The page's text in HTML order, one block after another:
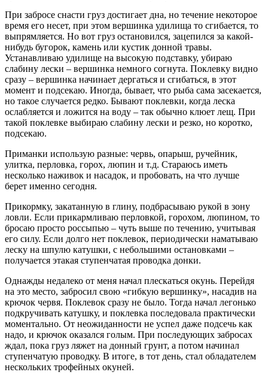
При забросе снасти груз достигает дна, но течение некоторое
время его несет, при этом вершинка удилища то сгибается, то
выпрямляется. Но вот груз остановился, зацепился за какой-
нибудь бугорок, камень или кустик донной травы.
Устанавливаю удилище на высокую подставку, убираю
слабину лески – вершинка немного согнута. Поклевку видно
сразу – вершинка начинает дергаться и сгибаться, в этот
момент и подсекаю. Иногда, бывает, что рыба сама засекается,
но такое случается редко. Бывают поклевки, когда леска
ослабляется и ложится на воду – так обычно клюет лещ. При
такой поклевке выбираю слабину лески и резко, но коротко,
подсекаю.
Приманки использую разные: червь, опарыш, ручейник,
улитка, перловка, горох, люпин и т.д. Стараюсь иметь
несколько наживок и насадок, и пробовать, на что лучше
берет именно сегодня.
Прикормку, закатанную в глину, подбрасываю рукой в зону
ловли. Если прикармливаю перловкой, горохом, люпином, то
бросаю просто россыпью – чуть выше по течению, учитывая
его силу. Если долго нет поклевок, периодически наматываю
леску на шпулю катушки, с небольшими остановками –
получается этакая ступенчатая проводка донки.
Однажды недалеко от меня начал плескаться окунь. Перейдя
на это место, забросил свою «гибкую вершинку», насадив на
крючок червя. Поклевок сразу не было. Тогда начал легонько
подкручивать катушку, и поклевка последовала практически
моментально. От неожиданности не успел даже подсечь как
надо, и крючок оказался голым. При последующих забросах
ждал, пока груз ляжет на донный грунт, а потом начинал
ступенчатую проводку. В итоге, в тот день, стал обладателем
нескольких трофейных окуней.